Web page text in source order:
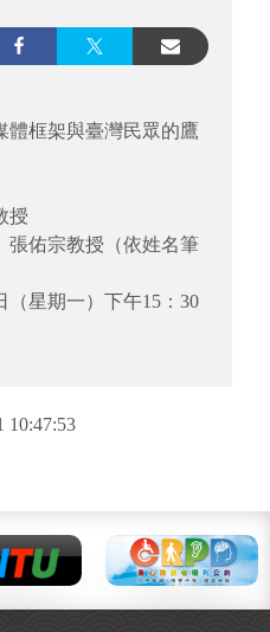
體框架與臺灣民眾的鷹
授
張佑宗教授（依姓名筆
（星期一）下午15：30
10:47:53